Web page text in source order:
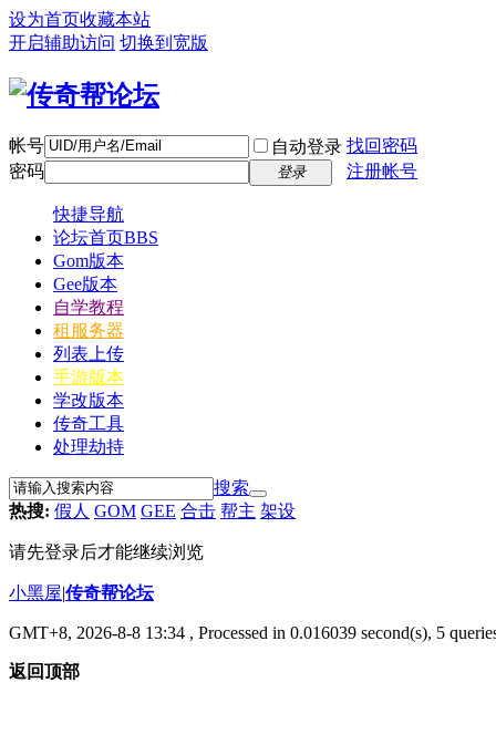
设为首页收藏本站
开启辅助访问 切换到宽版
帐号 自动登录 找回密码
密码
登录 注册帐号
快捷导航
论坛首页BBS
Gom版本
Gee版本
自学教程
租服务器
列表上传
手游版本
学改版本
传奇工具
处理劫持
搜索
热搜: 假人 GOM GEE 合击 帮主 架设
请先登录后才能继续浏览
小黑屋|传奇帮论坛
GMT+8, 2026-8-8 13:34 , Processed in 0.016039 second(s), 5
返回顶部